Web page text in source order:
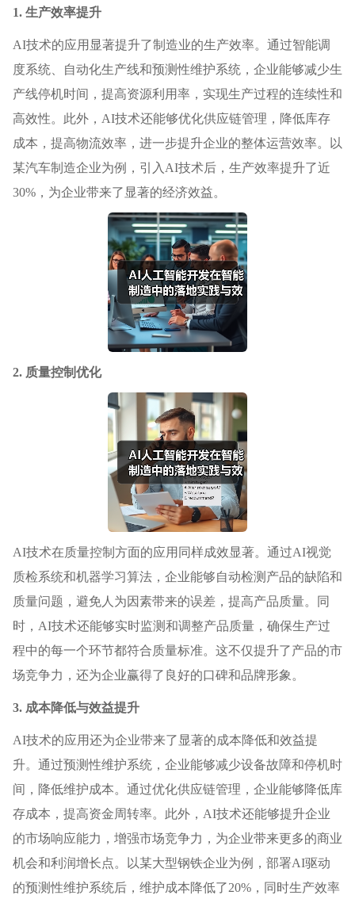
1. 生产效率提升
AI技术的应用显著提升了制造业的生产效率。通过智能调
度系统、自动化生产线和预测性维护系统，企业能够减少生
产线停机时间，提高资源利用率，实现生产过程的连续性和
高效性。此外，AI技术还能够优化供应链管理，降低库存
成本，提高物流效率，进一步提升企业的整体运营效率。以
某汽车制造企业为例，引入AI技术后，生产效率提升了近
30%，为企业带来了显著的经济效益。
2. 质量控制优化
AI技术在质量控制方面的应用同样成效显著。通过AI视觉
质检系统和机器学习算法，企业能够自动检测产品的缺陷和
质量问题，避免人为因素带来的误差，提高产品质量。同
时，AI技术还能够实时监测和调整产品质量，确保生产过
程中的每一个环节都符合质量标准。这不仅提升了产品的市
场竞争力，还为企业赢得了良好的口碑和品牌形象。
3. 成本降低与效益提升
AI技术的应用还为企业带来了显著的成本降低和效益提
升。通过预测性维护系统，企业能够减少设备故障和停机时
间，降低维护成本。通过优化供应链管理，企业能够降低库
存成本，提高资金周转率。此外，AI技术还能够提升企业
的市场响应能力，增强市场竞争力，为企业带来更多的商业
机会和利润增长点。以某大型钢铁企业为例，部署AI驱动
的预测性维护系统后，维护成本降低了20%，同时生产效率